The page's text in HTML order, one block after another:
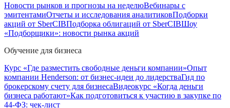
Новости рынков и прогнозы на неделюВебинары с
эмитентамиОтчеты и исследования аналитиковПодборки
акций от SberCIBПодборка облигаций от SberCIBШоу
«Подборщики»: новости рынка акций
Обучение для бизнеса
Курс «Где разместить свободные деньги компании»Опыт
компании Henderson: от бизнес-идеи до лидерстваГид по
брокерскому счету для бизнесаВидеокурс «Когда деньги
бизнеса работают»Как подготовиться к участию в закупке по
44-ФЗ: чек-лист